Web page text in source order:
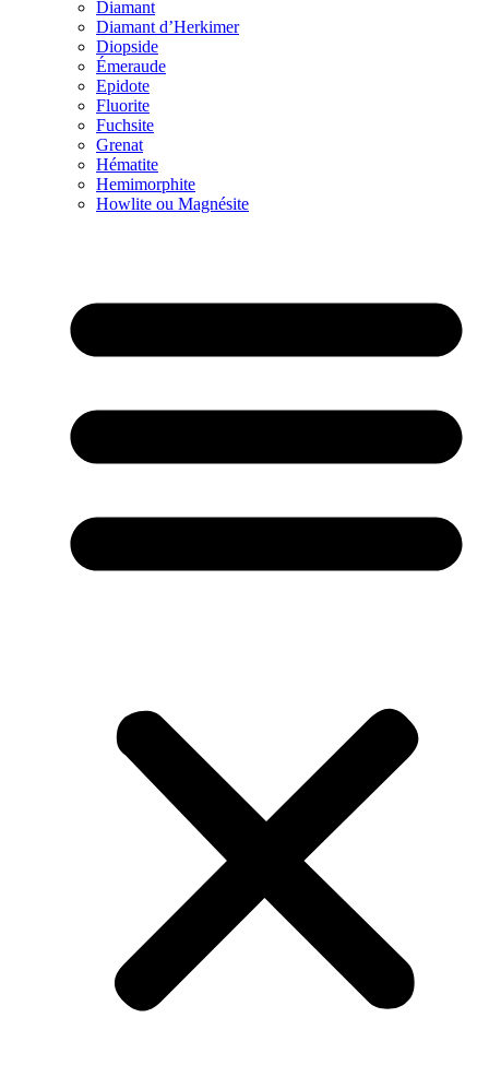
Diamant
Diamant d’Herkimer
Diopside
Émeraude
Epidote
Fluorite
Fuchsite
Grenat
Hématite
Hemimorphite
Howlite ou Magnésite